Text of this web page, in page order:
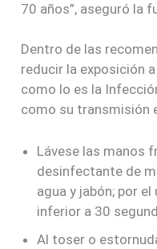
70 años”, aseguró la
Dentro de las
reducir la exposición
como lo es la
como su transmisión
Lávese las manos
desinfectante de
agua y jabón; por
inferior a 30
Al toser o